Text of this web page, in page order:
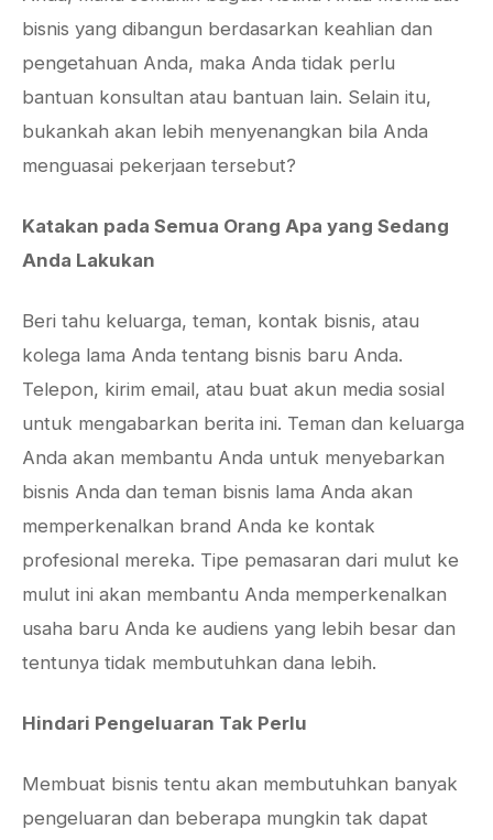
bisnis yang dibangun berdasarkan keahlian dan
pengetahuan Anda, maka Anda tidak perlu
bantuan konsultan atau bantuan lain. Selain itu,
bukankah akan lebih menyenangkan bila Anda
menguasai pekerjaan tersebut?
Katakan pada Semua Orang Apa yang Sedang
Anda Lakukan
Beri tahu keluarga, teman, kontak bisnis, atau
kolega lama Anda tentang bisnis baru Anda.
Telepon, kirim email, atau buat akun media sosial
untuk mengabarkan berita ini. Teman dan keluarga
Anda akan membantu Anda untuk menyebarkan
bisnis Anda dan teman bisnis lama Anda akan
memperkenalkan brand Anda ke kontak
profesional mereka. Tipe pemasaran dari mulut ke
mulut ini akan membantu Anda memperkenalkan
usaha baru Anda ke audiens yang lebih besar dan
tentunya tidak membutuhkan dana lebih.
Hindari Pengeluaran Tak Perlu
Membuat bisnis tentu akan membutuhkan banyak
pengeluaran dan beberapa mungkin tak dapat